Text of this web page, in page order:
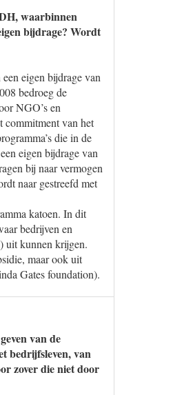
waarbinnen
bijdrage? Wordt
eigen bijdrage van
bedroeg de
NGO’s en
commitment van het
die in de
eigen bijdrage van
bij naar vermogen
naar gestreefd met
katoen. In dit
bedrijven en
uit kunnen krijgen.
maar ook uit
Gates foundation).
van de
bedrijfsleven, van
zover die niet door